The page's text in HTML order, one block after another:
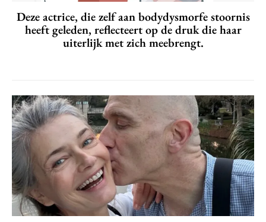
Deze actrice, die zelf aan bodydysmorfe stoornis
heeft geleden, reflecteert op de druk die haar
uiterlijk met zich meebrengt.